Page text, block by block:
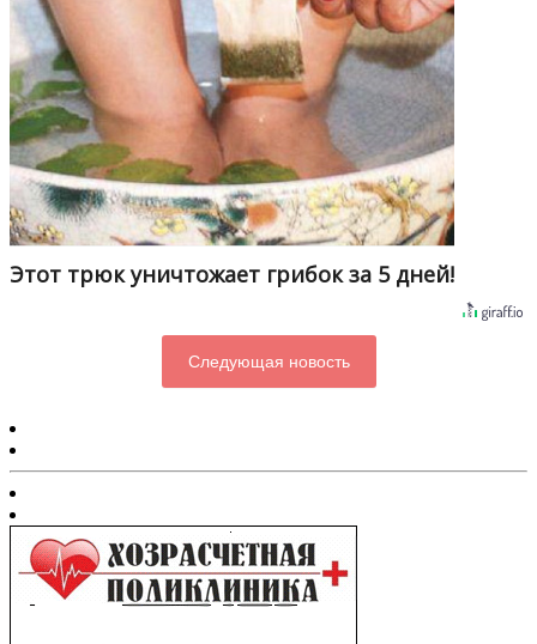
Этот трюк уничтожает грибок за 5 дней!
Следующая новость